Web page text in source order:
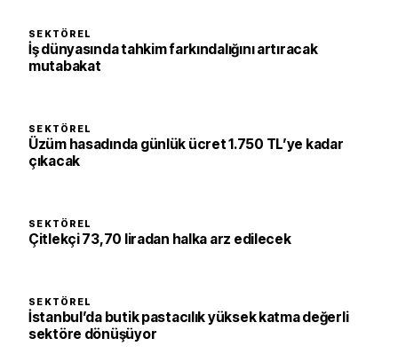
SEKTÖREL
İş dünyasında tahkim farkındalığını artıracak
mutabakat
SEKTÖREL
Üzüm hasadında günlük ücret 1.750 TL’ye kadar
çıkacak
SEKTÖREL
Çitlekçi 73,70 liradan halka arz edilecek
SEKTÖREL
İstanbul’da butik pastacılık yüksek katma değerli
sektöre dönüşüyor